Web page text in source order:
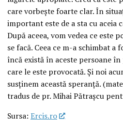
care vorbește foarte clar. În
important este de a sta cu aceia
După aceea, vom vedea ce este
se facă. Ceea ce m-a schimbat a
încă există în aceste persoane
care le este provocată. Și noi
susținem această speranță.
tradus de pr. Mihai Pătrașcu
Sursa: Ercis.ro